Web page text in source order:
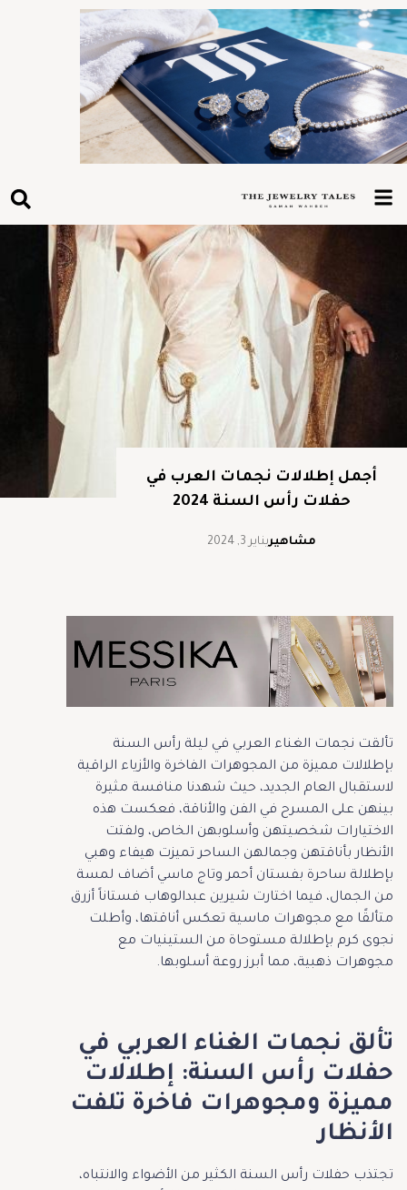
أجمل إطلالات نجمات العرب في
حفلات رأس السنة 2024
مشاهيريناير 3, 2024
تألقت نجمات الغناء العربي في ليلة رأس السنة
بإطلالات مميزة من المجوهرات الفاخرة والأزياء الراقية
لاستقبال العام الجديد، حيث شهدنا منافسة مثيرة
بينهن على المسرح في الفن والأناقة، فعكست هذه
الاختيارات شخصيتهن وأسلوبهن الخاص، ولفتت
الأنظار بأناقتهن وجمالهن الساحر تميزت هيفاء وهبي
بإطلالة ساحرة بفستان أحمر وتاج ماسي أضاف لمسة
من الجمال، فيما اختارت شيرين عبدالوهاب فستاناً أزرق
متألقًا مع مجوهرات ماسية تعكس أناقتها، وأطلت
نجوى كرم بإطلالة مستوحاة من الستينيات مع
مجوهرات ذهبية، مما أبرز روعة أسلوبها.
تألق نجمات الغناء العربي في
حفلات رأس السنة: إطلالات
مميزة ومجوهرات فاخرة تلفت
الأنظار
تجتذب حفلات رأس السنة الكثير من الأضواء والانتباه،